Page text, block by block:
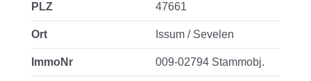
PLZ 47661
Ort Issum / Sevelen
ImmoNr 009-02794 Stammobj.